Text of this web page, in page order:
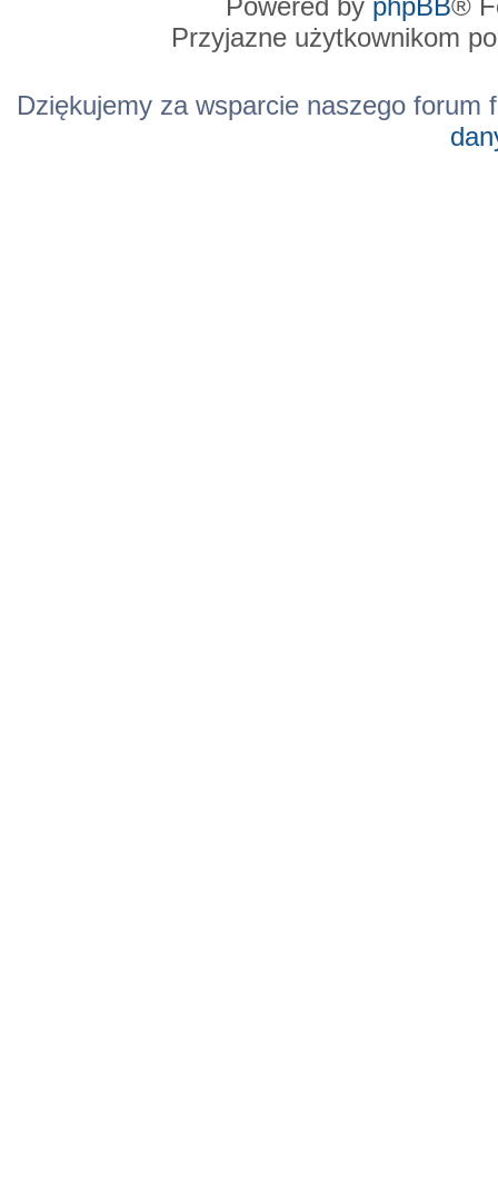
Powered by phpBB®
Przyjazne użytkownikom
Dziękujemy za wsparcie naszego